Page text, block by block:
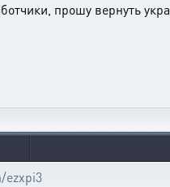
прошу вернуть
ezxpi3